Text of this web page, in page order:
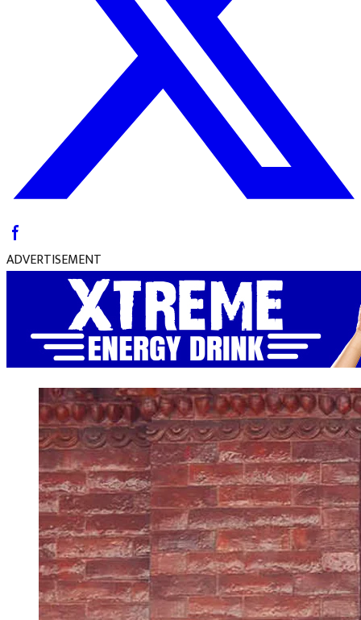
ADVERTISEMENT